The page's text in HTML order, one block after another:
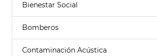
Bienestar Social
Bomberos
Contaminación Acústica